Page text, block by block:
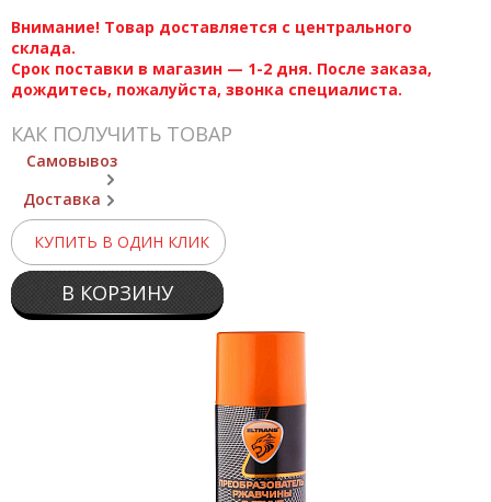
Внимание! Товар доставляется с центрального
склада.
Срок поставки в магазин — 1-2 дня. После заказа,
дождитесь, пожалуйста, звонка специалиста.
КАК ПОЛУЧИТЬ ТОВАР
Самовывоз
Доставка
КУПИТЬ В ОДИН КЛИК
В КОРЗИНУ